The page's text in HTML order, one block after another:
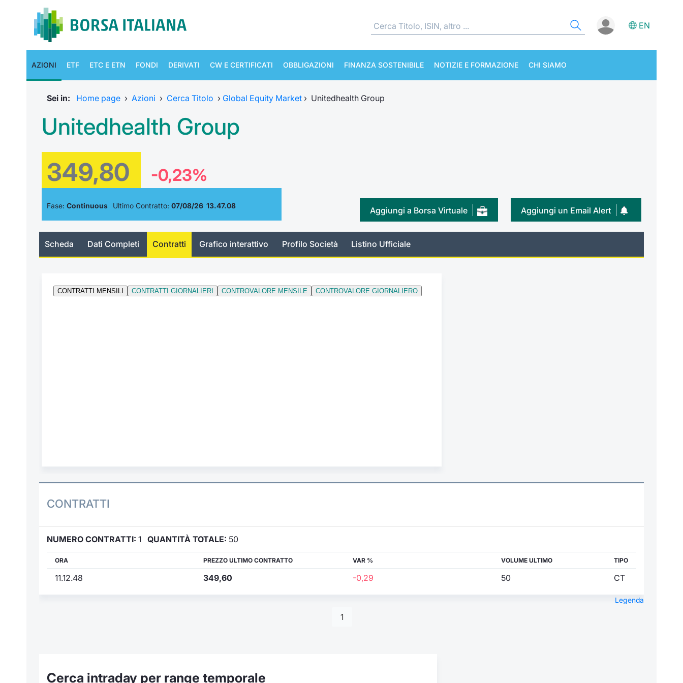
EN
AZIONI ETF ETC E ETN FONDI DERIVATI CW E CERTIFICATI OBBLIGAZIONI FINANZA SOSTENIBILE NOTIZIE E FORMAZIONE CHI SIAMO
Sei in: Home page › Azioni › Cerca Titolo › Global Equity Market › Unitedhealth Group
Unitedhealth Group
349,80 -0,23%
Fase: Continuous Ultimo Contratto: 07/08/26 13.47.08 Aggiungi un Email Alert
Aggiungi a Borsa Virtuale
Scheda Dati Completi Contratti Grafico interattivo Profilo Società Listino Ufficiale
CONTRATTI
NUMERO CONTRATTI: 1 QUANTITÀ TOTALE: 50
ORA PREZZO ULTIMO CONTRATTO VAR % VOLUME ULTIMO TIPO
11.12.48 349,60 -0,29 50 CT
Legenda
1
Cerca intraday per range temporale